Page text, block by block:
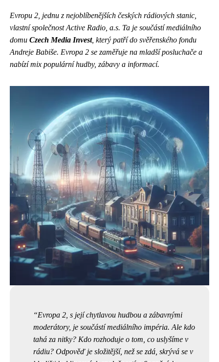
Evropu 2, jednu z nejoblíbenějších českých rádiových stanic,
vlastní společnost Active Radio, a.s. Ta je součástí mediálního
domu Czech Media Invest, který patří do svěřenského fondu
Andreje Babiše. Evropa 2 se zaměřuje na mladší posluchače a
nabízí mix populární hudby, zábavy a informací.
Evropa 2, s její chytlavou hudbou a zábavnými
moderátory, je součástí mediálního impéria. Ale kdo
tahá za nitky? Kdo rozhoduje o tom, co uslyšíme v
rádiu? Odpověď je složitější, než se zdá, skrývá se v